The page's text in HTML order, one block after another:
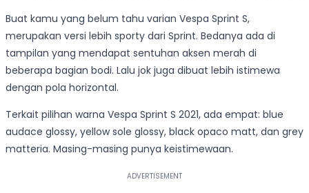
Buat kamu yang belum tahu varian Vespa Sprint S,
merupakan versi lebih sporty dari Sprint. Bedanya ada di
tampilan yang mendapat sentuhan aksen merah di
beberapa bagian bodi. Lalu jok juga dibuat lebih istimewa
dengan pola horizontal.
Terkait pilihan warna Vespa Sprint S 2021, ada empat: blue
audace glossy, yellow sole glossy, black opaco matt, dan grey
matteria. Masing-masing punya keistimewaan.